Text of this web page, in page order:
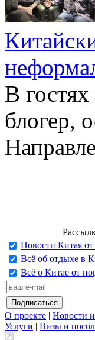
В
блогер,
Новости Китая
Всё об отдыхе в
Всё о Китае от
О проекте | Новости
Услуги | Визы и